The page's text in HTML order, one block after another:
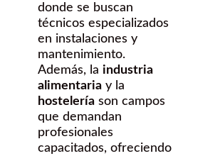
donde se buscan
técnicos especializados
en instalaciones y
mantenimiento.
Además, la industria
alimentaria y la
hostelería son campos
que demandan
profesionales
capacitados, ofreciendo